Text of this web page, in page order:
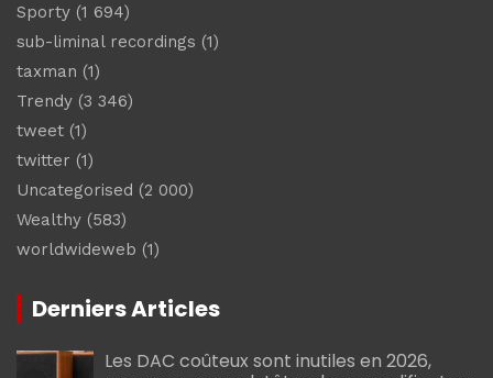
Sporty (1 694)
sub-liminal recordings (1)
taxman (1)
Trendy (3 346)
tweet (1)
twitter (1)
Uncategorised (2 000)
Wealthy (583)
worldwideweb (1)
Derniers Articles
Les DAC coûteux sont inutiles en 2026,